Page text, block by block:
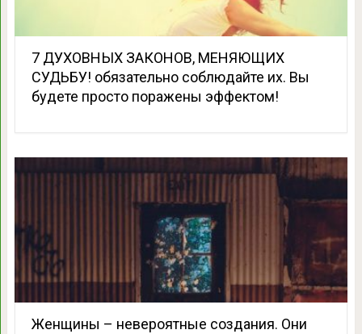
7 ДУХОВНЫХ ЗАКОНОВ, МЕНЯЮЩИХ
СУДЬБУ! обязательно соблюдайте их. Вы
будете просто поражены эффектом!
Женщины – невероятные создания. Они